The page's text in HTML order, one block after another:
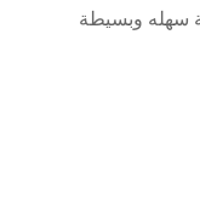
سهله وبسيطة